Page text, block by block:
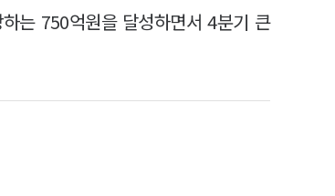
는 750억원을 달성하면서 4분기 큰